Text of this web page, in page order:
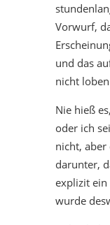
Vorwurf,
und das
nicht
Nie hieß
oder ich
nicht, aber
darunter,
explizit ein
wurde